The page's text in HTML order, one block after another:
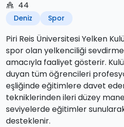
44
Deniz Spor
Piri Reis Üniversitesi Yelken
spor olan yelkenciliği
amacıyla faaliyet gösterir.
duyan tüm öğrencileri
eşliğinde eğitimlere davet
tekniklerinden ileri düzey
seviyelerde eğitimler
desteklenir.